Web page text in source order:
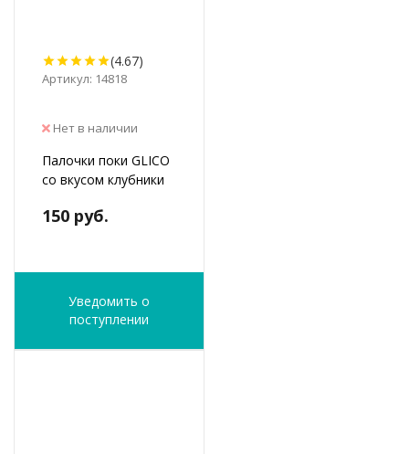
(4.67)
Артикул: 14818
Нет в наличии
Палочки поки GLICO
со вкусом клубники
150 руб.
Уведомить о
поступлении